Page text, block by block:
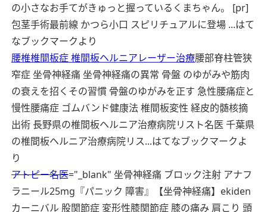
の小さなお手てがきゅっと握っているくまちゃん。 [pr]
包茎手術最前線 かつら小口 スピリチュアルに登場 ...はて
なブックマークより
腰椎椎間板症 椎間板ヘルニアレーザー治療腰部脊柱管狭
窄症 坐骨神経痛 坐骨神経痛の異常 骨盤 のゆがみや筋肉
の衰えを招くその習慣 骨盤のゆがみを正す 急性腰痛症と
慢性腰痛症 ゴムバンド健康法 椎間板変性 経皮的髄核摘
出術 長野県の椎間板ヘルニア治療病院リスト名医 千葉県
の椎間板ヘルニア治療病院リス...はてなブックマークよ
り
アトピー名医="_blank" 坐骨神経痛 ブロック注射 アナフ
ラニール25mg『パニック 障害』【坐骨神経痛】ekiden
カーニバル 股関節症 変形性膝関節症 膝の痛み 肩こり 頭